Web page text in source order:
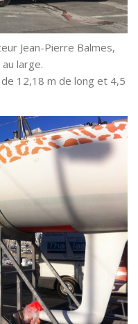
Jean-Pierre Balmes,
large.
12,18 m de long et 4,5